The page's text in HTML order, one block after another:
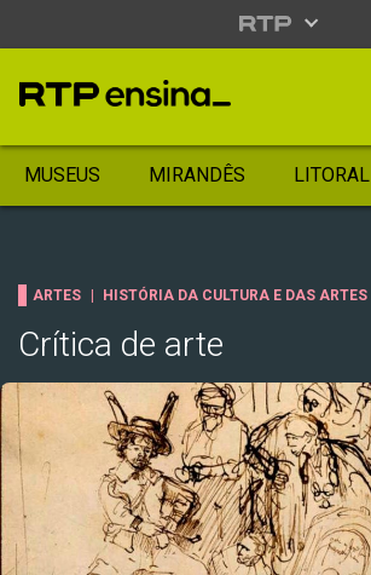
MUSEUS MIRANDÊS LITORAL
ARTES HISTÓRIA DA CULTURA E DAS ARTES
Crítica de arte